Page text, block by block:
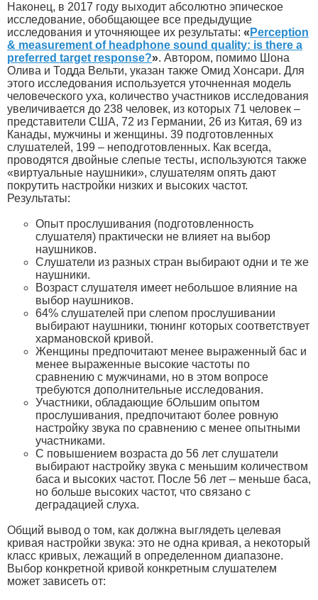
Наконец, в 2017 году выходит абсолютно эпическое
исследование, обобщающее все предыдущие
исследования и уточняющее их результаты: « Perception
& measurement of headphone sound quality: is there a
preferred target response?». Автором, помимо Шона
Олива и Тодда Вельти, указан также Омид Хонсари. Для
этого исследования используется уточненная модель
человеческого уха, количество участников исследования
увеличивается до 238 человек, из которых 71 человек –
представители США, 72 из Германии, 26 из Китая, 69 из
Канады, мужчины и женщины. 39 подготовленных
слушателей, 199 – неподготовленных. Как всегда,
проводятся двойные слепые тесты, используются также
«виртуальные наушники», слушателям опять дают
покрутить настройки низких и высоких частот.
Результаты:
Опыт прослушивания (подготовленность
слушателя) практически не влияет на выбор
наушников.
Слушатели из разных стран выбирают одни и те же
наушники.
Возраст слушателя имеет небольшое влияние на
выбор наушников.
64% слушателей при слепом прослушивании
выбирают наушники, тюнинг которых соответствует
хармановской кривой.
Женщины предпочитают менее выраженный бас и
менее выраженные высокие частоты по
сравнению с мужчинами, но в этом вопросе
требуются дополнительные исследования.
Участники, обладающие бОльшим опытом
прослушивания, предпочитают более ровную
настройку звука по сравнению с менее опытными
участниками.
С повышением возраста до 56 лет слушатели
выбирают настройку звука с меньшим количеством
баса и высоких частот. После 56 лет – меньше баса,
но больше высоких частот, что связано с
деградацией слуха.
Общий вывод о том, как должна выглядеть целевая
кривая настройки звука: это не одна кривая, а некоторый
класс кривых, лежащий в определенном диапазоне.
Выбор конкретной кривой конкретным слушателем
может зависеть от: